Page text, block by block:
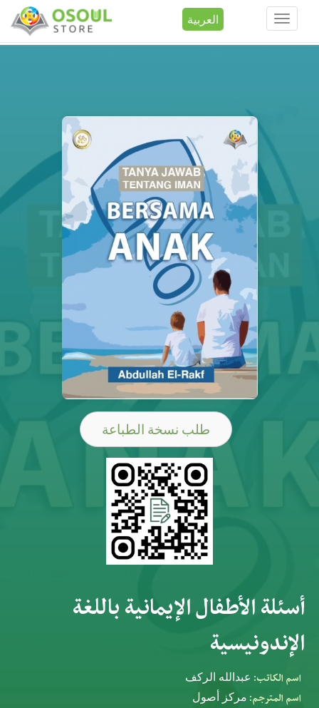
Toggle
العربية
طلب نسخة الطباعة
أسئلة الأطفال الإيمانية باللغة
الإندونيسية
اسم الكاتب: عبدالله الركف
اسم المترجم: مركز أصول